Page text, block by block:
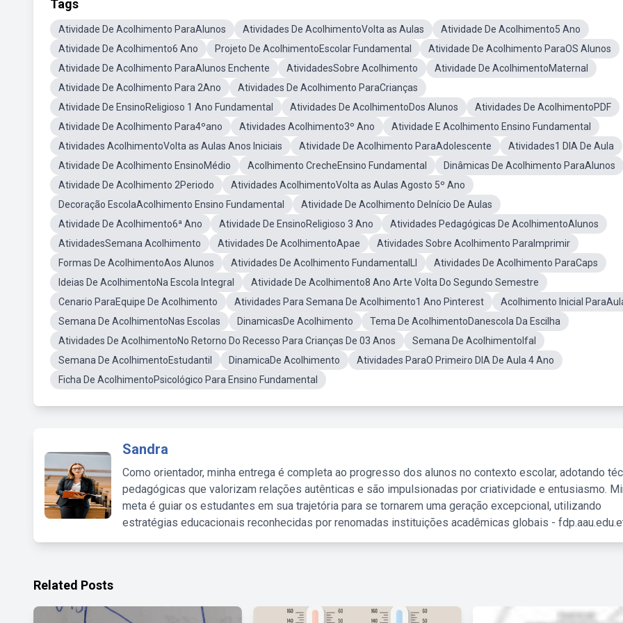
Tags
Atividade De Acolhimento ParaAlunos Atividades De AcolhimentoVolta as Aulas
Atividade De Acolhimento5 Ano
Atividade De Acolhimento6 Ano
Projeto De AcolhimentoEscolar Fundamental
Atividade De Acolhimento ParaOS Alunos
Atividade De Acolhimento ParaAlunos Enchente
AtividadesSobre Acolhimento
Atividade De AcolhimentoMaternal
Atividade De Acolhimento Para 2Ano
Atividades De Acolhimento ParaCrianças
Atividade De EnsinoReligioso 1 Ano Fundamental
Atividades De AcolhimentoDos Alunos
Atividades De AcolhimentoPDF
Atividade De Acolhimento Para4ºano
Atividades Acolhimento3º Ano
Atividade E Acolhimento Ensino Fundamental
Atividades AcolhimentoVolta as Aulas Anos Iniciais
Atividade De Acolhimento ParaAdolescente
Atividades1 DIA De Aula
Atividade De Acolhimento EnsinoMédio
Acolhimento CrecheEnsino Fundamental
Dinâmicas De Acolhimento ParaAlunos
Atividade De Acolhimento 2Periodo
Atividades AcolhimentoVolta as Aulas Agosto 5º Ano
Decoração EscolaAcolhimento Ensino Fundamental
Atividade De Acolhimento DeInício De Aulas
Atividade De Acolhimento6ª Ano
Atividade De EnsinoReligioso 3 Ano
Atividades Pedagógicas De AcolhimentoAlunos
AtividadesSemana Acolhimento
Atividades De AcolhimentoApae
Atividades Sobre Acolhimento ParaImprimir
Formas De AcolhimentoAos Alunos
Atividades De Acolhimento FundamentalLl
Atividades De Acolhimento ParaCaps
Ideias De AcolhimentoNa Escola Integral
Atividade De Acolhimento8 Ano Arte Volta Do Segundo Semestre
Cenario ParaEquipe De Acolhimento
Atividades Para Semana De Acolhimento1 Ano Pinterest
Acolhimento Inicial
Semana De AcolhimentoNas Escolas
DinamicasDe Acolhimento
Tema De AcolhimentoDanescola Da Escilha
Atividades De AcolhimentoNo Retorno Do Recesso Para Crianças De 03 Anos
Semana De AcolhimentoIfal
Semana De AcolhimentoEstudantil
DinamicaDe Acolhimento
Atividades ParaO Primeiro DIA De Aula 4 Ano
Ficha De AcolhimentoPsicológico Para Ensino Fundamental
Sandra
Como orientador, minha entrega é completa ao progresso dos alunos no contexto escolar, adotando
pedagógicas que valorizam relações autênticas e são impulsionadas por criatividade e entusiasmo.
meta é guiar os estudantes em sua trajetória para se tornarem uma geração excepcional, utilizando
estratégias educacionais reconhecidas por renomadas instituições acadêmicas globais -
Related Posts